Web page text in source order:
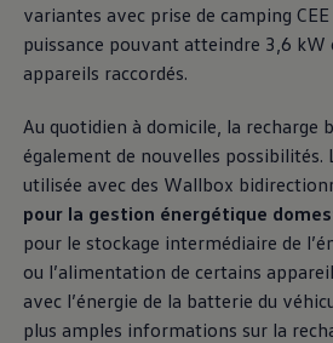
Extérieur
Le design dynamique de l’ID. Polo
nouveau langage stylistique
lignes épurées, des surfaces
équilibrées lui confèrent une
affirmée. Pour une signature
marquante, des baguettes
l’arrière, les logos Volkswagen
Matrix LED IQ.LIGHT sont
variantes avec prise de camping
puissance pouvant atteindre 3,6 kW
appareils raccordés.
Au quotidien à domicile, la recharge
également de nouvelles possibilités.
utilisée avec des Wallbox
pour la gestion énergétique
pour le stockage intermédiaire de
ou l’alimentation de certains
avec l’énergie de la batterie du
plus amples informations sur la